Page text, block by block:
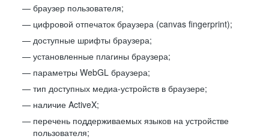
браузер пользователя;
цифровой отпечаток браузера (canvas fingerprint);
доступные шрифты браузера;
установленные плагины браузера;
параметры WebGL браузера;
тип доступных медиа-устройств в браузере;
наличие ActiveX;
перечень поддерживаемых языков на устройстве
пользователя;